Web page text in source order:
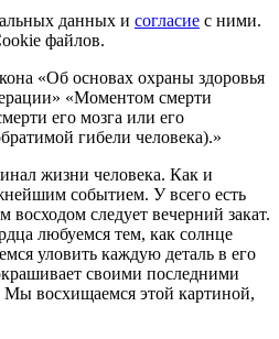
данных и согласие с ними.
файлов.
«Об основах охраны здоровья
«Моментом смерти
его мозга или его
гибели человека).»
жизни человека. Как и
событием. У всего есть
восходом следует вечерний закат.
любуемся тем, как солнце
уловить каждую деталь в его
своими последними
Мы восхищаемся этой картиной,